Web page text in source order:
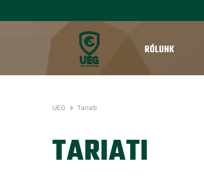
RÓLUNK
UEG > Tariati
TARIATI